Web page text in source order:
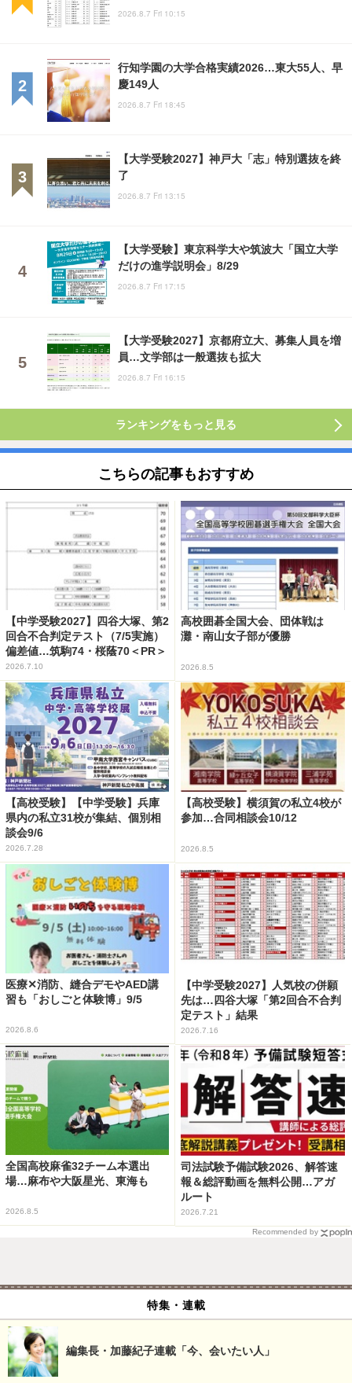
2026.8.7 Fri 10:15
行知学園の大学合格実績2026…東大55人、早
慶149人
2026.8.7 Fri 18:45
【大学受験2027】神戸大「志」特別選抜を終
了
2026.8.7 Fri 13:15
【大学受験】東京科学大や筑波大「国立大学
だけの進学説明会」8/29
2026.8.7 Fri 17:15
【大学受験2027】京都府立大、募集人員を増
員…文学部は一般選抜も拡大
2026.8.7 Fri 16:15
ランキングをもっと見る
こちらの記事もおすすめ
【中学受験2027】四谷大塚、第2
回合不合判定テスト（7/5実施）
偏差値…筑駒74・桜蔭70＜PR＞
2026.7.10
高校囲碁全国大会、団体戦は
灘・南山女子部が優勝
2026.8.5
【高校受験】【中学受験】兵庫
県内の私立31校が集結、個別相
談会9/6
2026.7.28
【高校受験】横須賀の私立4校が
参加…合同相談会10/12
2026.8.5
医療✕消防、縫合デモやAED講
習も「おしごと体験博」9/5
2026.8.6
【中学受験2027】人気校の併願
先は…四谷大塚「第2回合不合判
定テスト」結果
2026.7.16
全国高校麻雀32チーム本選出
場…麻布や大阪星光、東海も
2026.8.5
司法試験予備試験2026、解答速
報＆総評動画を無料公開…アガ
ルート
2026.7.21
Recommended by
特集・連載
編集長・加藤紀子連載「今、会いたい人」